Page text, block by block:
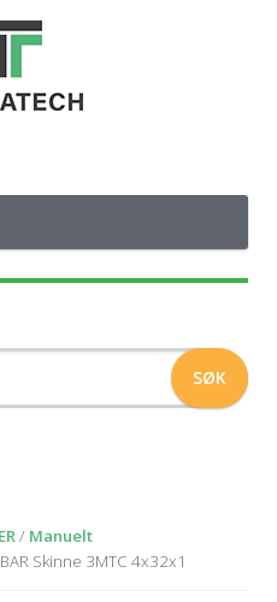
/ Manuelt
Skinne 3MTC 4x32x1